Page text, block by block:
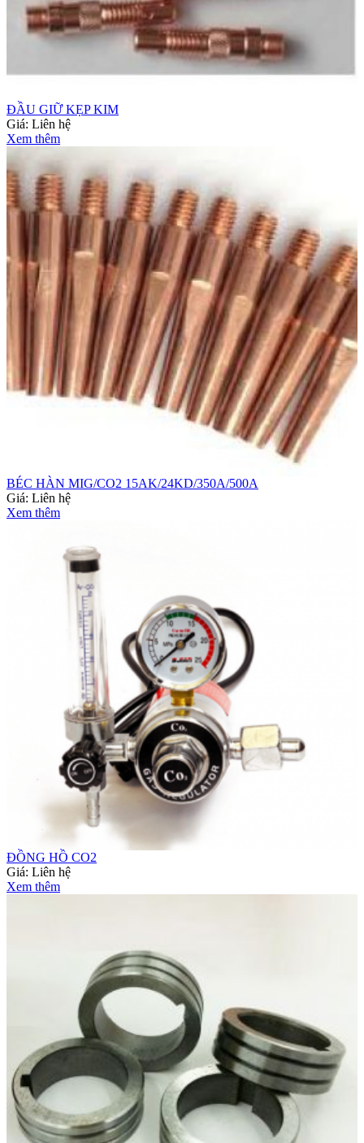
ĐẦU GIỮ KẸP KIM
Giá: Liên hệ
Xem thêm
BÉC HÀN MIG/CO2 15AK/24KD/350A/500A
Giá: Liên hệ
Xem thêm
ĐỒNG HỒ CO2
Giá: Liên hệ
Xem thêm